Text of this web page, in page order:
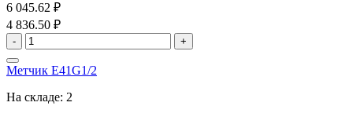
6 045.62 ₽
4 836.50 ₽
- +
Метчик E41G1/2
На складе: 2